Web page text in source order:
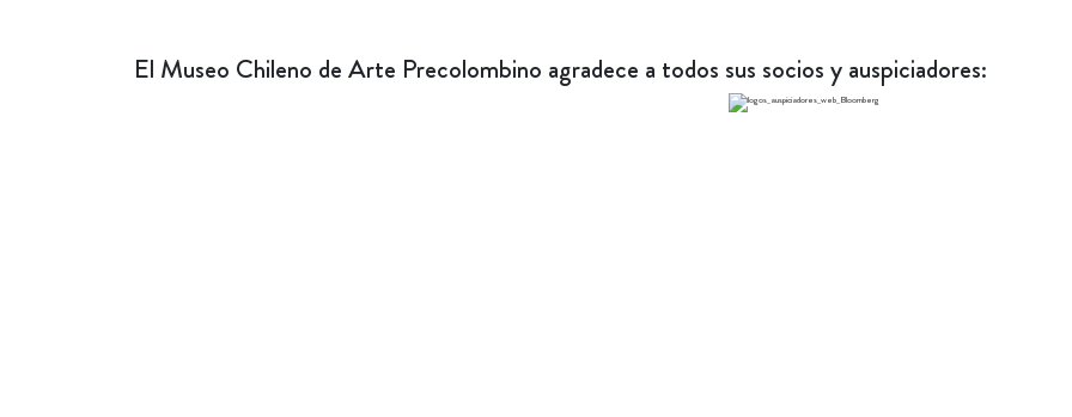
El Museo Chileno de Arte Precolombino agradece a todos sus socios y auspiciadores: